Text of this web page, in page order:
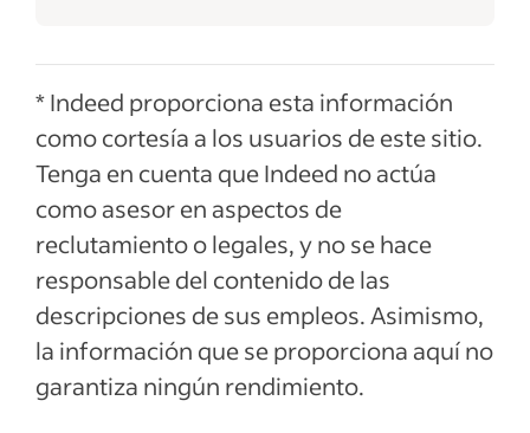
* Indeed proporciona esta información
como cortesía a los usuarios de este sitio.
Tenga en cuenta que Indeed no actúa
como asesor en aspectos de
reclutamiento o legales, y no se hace
responsable del contenido de las
descripciones de sus empleos. Asimismo,
la información que se proporciona aquí no
garantiza ningún rendimiento.